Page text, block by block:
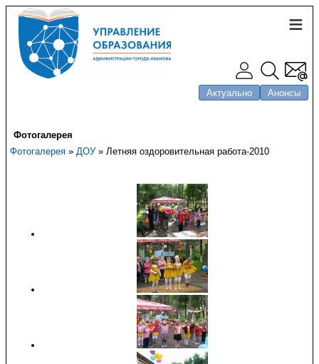
Актуально Анонсы
Фотогалерея
Фотогалерея » ДОУ» Летняя оздоровительная работа-2010